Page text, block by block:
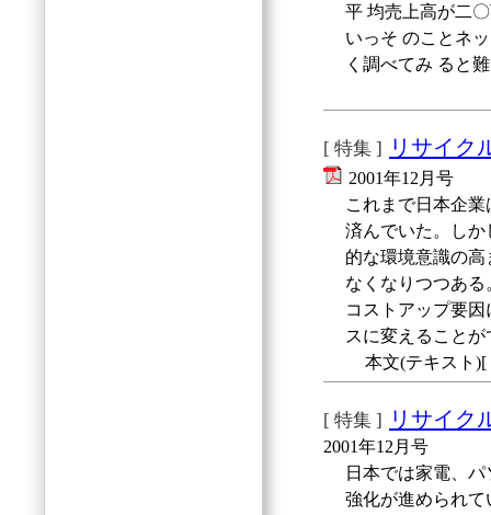
平 均売上高が二
いっそ のことネ
く調べてみ ると
[ 特集 ] リサイク
2001年12月号
これまで日本企
済んでいた。し
的な環境意識の
なくなりつつあ
コストアップ要
スに変えることが
本文(テキスト)[
[ 特集 ] リサイク
2001年12月号
日本では家電、
強化が進められ